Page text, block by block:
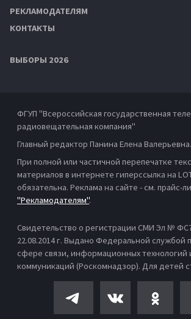
РЕКЛАМОДАТЕЛЯМ
КОНТАКТЫ
ВЫБОРЫ 2026
ФГУП "Всероссийская государственная
радиовещательная компания"
Главный редактор Панина Елена Валерьевна.
При полной или частичной перепечатке
материалов в интернете гиперссылка на
обязательна. Реклама на сайте - см. прайс-
"Рекламодателям".
Свидетельство о регистрации СМИ Эл №
22.08.2014 г. Выдано Федеральной службой
сфере связи, информационных технологий
коммуникаций (Роскомнадзор). Для детей